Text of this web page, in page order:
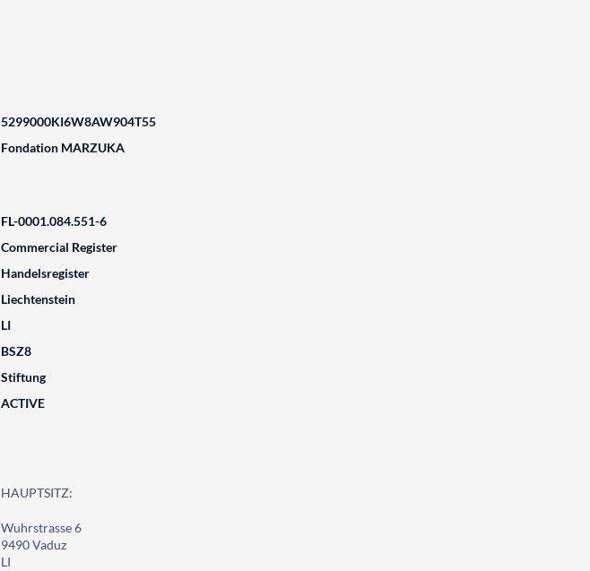
5299000KI6W8AW904T55
Fondation MARZUKA
FL-0001.084.551-6
Commercial Register
Handelsregister
Liechtenstein
LI
BSZ8
Stiftung
ACTIVE
HAUPTSITZ:
Wuhrstrasse 6
9490 Vaduz
LI